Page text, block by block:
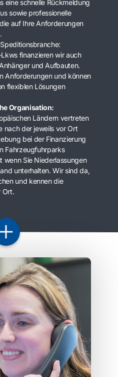
eine schnelle Rückmeldung
sowie professionelle
auf Ihre Anforderungen
finanzieren wir auch
und Aufbauten.
Anforderungen und können
flexiblen Lösungen
Organisation:
Ländern vertreten
nach der jeweils vor Ort
bei der Finanzierung
Fahrzeugfuhrparks
wenn Sie Niederlassungen
unterhalten. Wir sind da,
und kennen die
Ort.